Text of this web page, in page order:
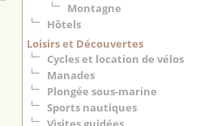
Montagne
Hôtels
Loisirs et Découvertes
Cycles et location de vélos
Manades
Plongée sous-marine
Sports nautiques